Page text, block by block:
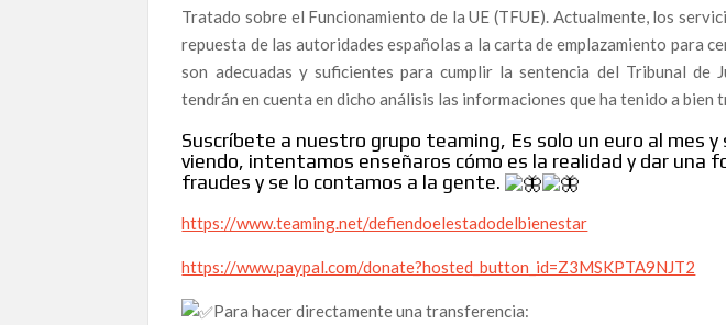
«Vomitivo» y «Pájara»: Las Conversaciones Filtradas de Sánchez y Ábalos
en el PSOE
La Caída del Icono Animalista: Frank Cuesta, Entre la Defensa de la Fauna y el
y el Lucro
¿Debería Dimitir Pedro Sánchez por la Implicación de Begoña Gómez? Un
La Investigación contra Begoña Gómez: Un Laberinto Judicial y Político que
La Demanda del Rey Emérito a Miguel Ángel Revilla: Un Pulso entre la
Corrupción
Alianza Contra la Corrupción Desvela las Cloacas del Poder en su Nuevo Podcast
Tratado sobre el Funcionamiento de la UE (TFUE). Actualmente, los
repuesta de las autoridades españolas a la carta de emplazamiento para
son adecuadas y suficientes para cumplir la sentencia del Tribunal de
tendrán en cuenta en dicho análisis las informaciones que ha tenido a bien
Suscríbete a nuestro grupo teaming, Es solo un euro al mes y
viendo, intentamos enseñaros cómo es la realidad y dar una
fraudes y se lo contamos a la gente.
https://www.teaming.net/defiendoelestadodelbienestar
https://www.paypal.com/donate?hosted_button_id=Z3MSKPTA9NJT2
Para hacer directamente una transferencia: